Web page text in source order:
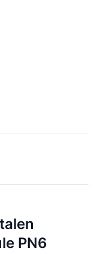
1/4" - 9mm tule
PN6